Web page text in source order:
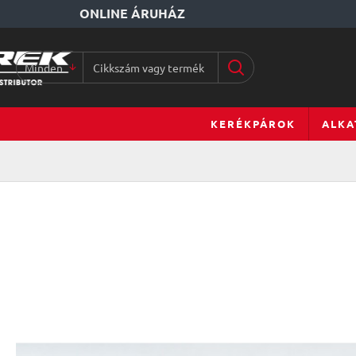
ONLINE ÁRUHÁZ
Minden
Cikkszám
terméknév...
KERÉKPÁROK